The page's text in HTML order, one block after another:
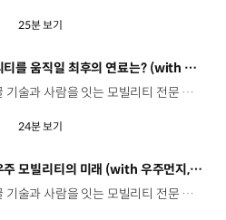
25분 보기
미래 모빌리티를 움직일 최후의 연료는? (with 우주먼지, 항성) | 현대진행형 팟캐스트 EP. 21
세상을 바꿀 기술과 사람을 잇는 모빌리티 전문 팟캐스트, 현대진행형. 🔊 과학커뮤니케이터 이독실, 여도은 앵커,그리고 천문학자 우주먼지, 과학커뮤니케이터 항성과 함께했습니다. 휘발유부터 전기차, 수소전기차, 하이브리드까지미래 모빌리티를 움직일 연료는 무엇일까요? 스물한 번째 에피소드에서는 자동차의 '연료'를 주제로다양한 에너지가 만들어갈 미래 모빌리티 라이프스타일을 이야기합니다. 연료가 바뀌면 자동차도, 우리의 이동 방식도 달라지지 않을까요?현대진행형 21편에서 확인해 보세요. 현대진행형 팟빵▶ 현대진행형 애플 팟캐스트▶현대진행형 스포티파이▶ 00:00 하이라이트00:21 인트로 / 자기소개00:58 자동차의 성격, 무엇으로 결정될까?03:38 연료란, 자동차의 성격을 결정하는 DNA04:24 휘발유는 어떻게 연료 경쟁에서 살아남았을까06:09 휘발유의 과거와 현재, 유연휘발유 속 납성분07:02 지구를 납으로 오염시키던 유연휘발유가 사라진 이유08:47 달리는 전자제품이 된 자동차, SDV 시대로의 전환09:46 '기계공학' 시스템에서 '소프트웨어'로 변화하는 모빌리티11:18 친환경차 시대가 오기까지의 기술적 과제11:43 전기차 배터리가 풀어야 할 숙제12:25 배터리를 관리하는 BMS 기술13:51 수소전기차, 인프라가 먼저일까 수요가 먼저일까?14:23 수소가 청정 연료로 주목받는 이유15:08 우주에서 가장 흔한 원소, 수소 생산과 운송의 현실적인 과제16:49 수소가 필요한 모빌리티는 따로 있다18:21 하이브리드가 대세인 시대, 그 이유는? 19:26 하이브리드는 연료 과도기를 견디게 해주는 기술21:44 전기·수소·하이브리드를 함께 준비하는 멀티 파워트레인 전략이란?23:30 클로징 *본 영상에 포함된 참여자의 의견은 현대자동차그룹의 공식 입장과 다를 수 있습니다. #현대자동차그룹 #현대진행형 #모빌리티팟캐스트 #전기차 #수소전기차 #연료 #에너지 #미래모빌리티 #모빌리티 #팟캐스트
24분 보기
하늘길과 우주 모빌리티의 미래 (with 우주먼지, 항성) | 현대진행형 팟캐스트 EP. 20
세상을 바꿀 기술과 사람을 잇는 모빌리티 전문 팟캐스트, 현대진행형. 🔊 과학커뮤니케이터 이독실, 여도은 앵커,그리고 천문학자 우주먼지, 과학커뮤니케이터 항성과 함께했습니다. 우주정거장을 거쳐 뉴욕으로 향하는 미래를 상상해본 적 있나요?스무 번째 에피소드에서는 하늘 위 교통 체계와 이동 수단의 모습,그리고 지상을 넘어 우주로 확장되는 모빌리티의 가능성까지 살펴봅니다. 하늘길이 열리면 우리의 일상은 어떻게 달라질지,현대진행형 20편에서 확인해 보세요. 현대진행형 팟빵▶현대진행형 애플 팟캐스트▶현대진행형 스포티파이▶ 00:00 하이라이트00:24 인트로 / 자기소개00:47 하늘길의 교통은 어떻게 다를까02:33 하늘의 교통 관제 시스템03:10 하늘을 나는 자동차의 모습은?05:10 미래 하늘길의 동력원과 연료06:42 휘발유 대신 항공유가 쓰일 가능성07:18 자동차에서 모빌리티로의 변화08:13 하늘길 시대의 도로와 도시10:02 우주 모빌리티는 어디까지 가능할까12:18 우주를 경험하는 미래12:57 우주로 확장되는 모빌리티13:30 하늘과 우주에서 좋은 차의 기준은?14:54 우주 관광은 누구나 가능할까16:35 현대로템과 한국 우주 산업의 미래18:37 미래 모빌리티가 바꿀 우리의 일상 *본 영상에 포함된 참여자의 의견은 현대자동차그룹의 공식 입장과 다를 수 있습니다. #현대자동차그룹 #현대진행형 #모빌리티팟캐스트 #UAM #스카이모빌리티 #하늘길 #자율주행 #우주 #우주항공 #모빌리티 #팟캐스트